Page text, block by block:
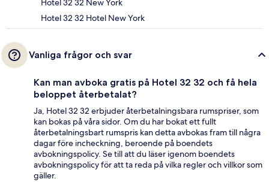
Hotel 32 32 New York
Hotel 32 32 Hotel New York
Vanliga frågor och svar
Kan man avboka gratis på Hotel 32 32 och få hela
beloppet återbetalat?
Ja, Hotel 32 32 erbjuder återbetalningsbara rumspriser, som
kan bokas på våra sidor. Om du har bokat ett fullt
återbetalningsbart rumspris kan detta avbokas fram till några
dagar före incheckning, beroende på boendets
avbokningspolicy. Se till att du läser igenom boendets
avbokningspolicy för att ta reda på vilka regler och villkor som
gäller.